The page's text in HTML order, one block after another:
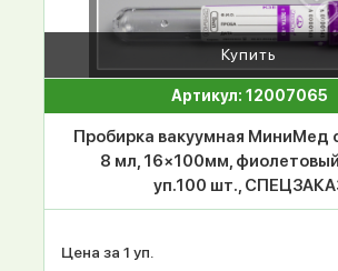
Купить
Артикул: 12007065
Пробирка вакуумная МиниМед
8 мл, 16×100мм,
уп.100 шт.,
Цена за 1 уп.